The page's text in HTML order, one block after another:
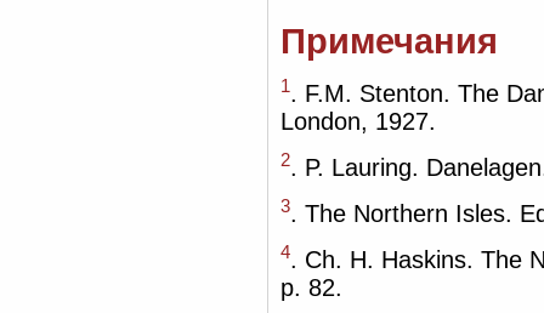
Примечания
1. F.M. Stenton. The
London, 1927.
2. P. Lauring.
3. The Northern Isles.
4. Ch. H. Haskins. The
p. 82.